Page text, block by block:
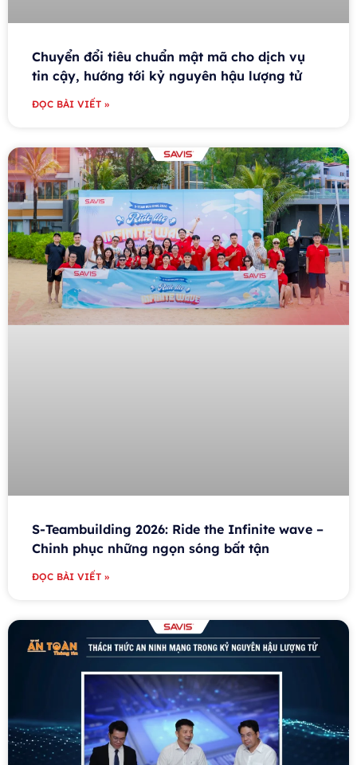
Chuyển đổi tiêu chuẩn mật mã cho dịch vụ
tin cậy, hướng tới kỷ nguyên hậu lượng tử
ĐỌC BÀI VIẾT »
S-Teambuilding 2026: Ride the Infinite wave –
Chinh phục những ngọn sóng bất tận
ĐỌC BÀI VIẾT »